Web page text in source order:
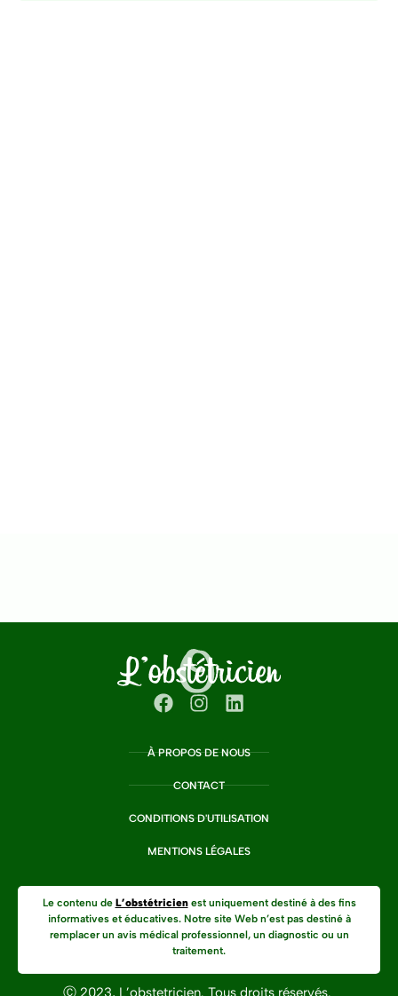
À PROPOS DE NOUS
CONTACT
CONDITIONS D'UTILISATION
MENTIONS LÉGALES
Le contenu de L’obstétricienest uniquement destiné à des fins
informatives et éducatives. Notre site Web n’est pas destiné à
remplacer un avis médical professionnel, un diagnostic ou un
traitement.
Ⓒ 2023, L’obstetricien. Tous droits réservés.